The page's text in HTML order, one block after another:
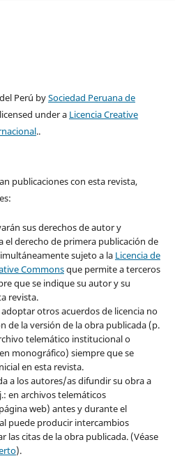
Perú bySociedad Peruana de
under a Licencia Creative
..
publicaciones con esta revista,
sus derechos de autor y
el derecho de primera publicación de
sujeto a la Licencia de
Commonsque permite a terceros
que se indique su autor y su
revista.
otros acuerdos de licencia no
de la versión de la obra publicada (p.
telemático institucional o
monográfico) siempre que se
en esta revista.
a los autores/as difundir su obra a
en archivos telemáticos
web) antes y durante el
puede producir intercambios
las citas de la obra publicada. (Véase
).